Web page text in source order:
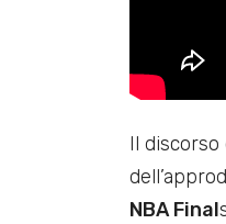
Il
NBA Final